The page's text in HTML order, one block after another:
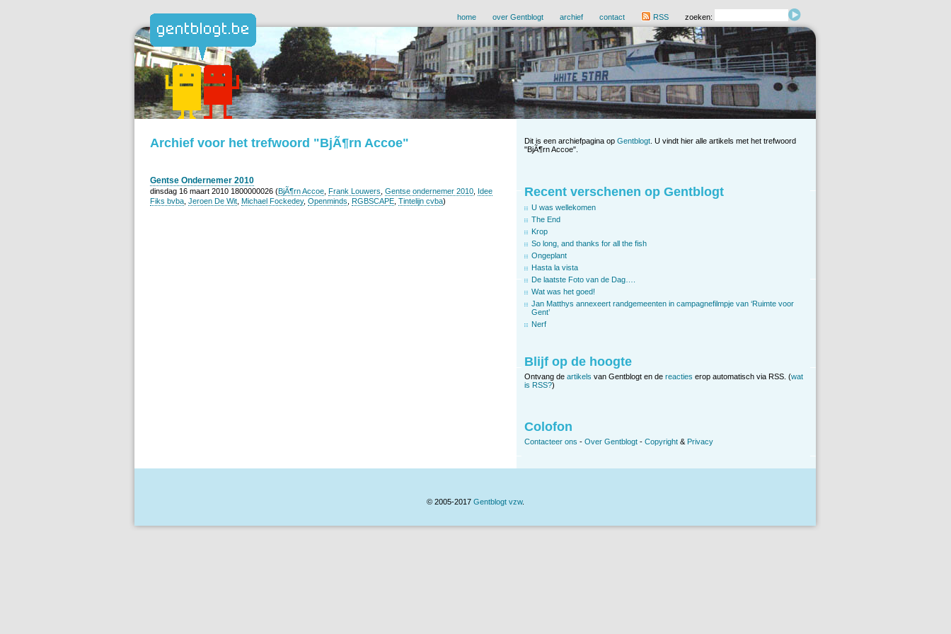
home over Gentblogt archief contact RSS zoeken:
Archief voor het trefwoord "BjÃ¶rn Accoe"
Gentse Ondernemer 2010
dinsdag 16 maart 2010 1800000026 (BjÃ¶rn Accoe Frank Louwers Gentse ondernemer 2010 Idee
Fiks bvba Jeroen De Wit Michael Fockedey, Openminds RGBSCAPE Tintelijn cvba)
Dit is een archiefpagina op Gentblogt . U vindt hier alle artikels met het trefwoord
"BjÃ¶rn Accoe".
Recent verschenen op Gentblogt
U was wellekomen
The End
Krop
So long, and thanks for all the fish
Ongeplant
Hasta la vista
De laatste Foto van de Dag….
Wat was het goed!
Jan Matthys annexeert randgemeenten in campagnefilmpje van ‘Ruimte voor
Gent’
Nerf
Blijf op de hoogte
Ontvang de artikels van Gentblogt en de reacties erop automatisch via RSS. (wat
is RSS?)
Colofon
Contacteer ons - Over Gentblogt - Copyright & Privacy
© 2005-2017 Gentblogt vzw.